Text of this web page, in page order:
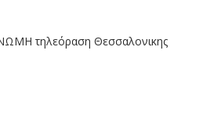
τηλεόραση Θεσσαλονικης